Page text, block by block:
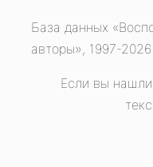
База данных
авторы», 1997-2026
Если вы